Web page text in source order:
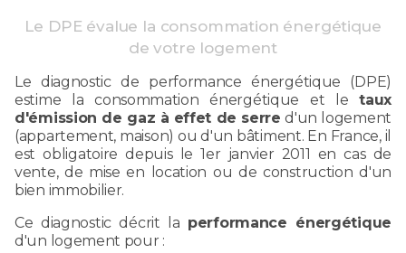
Le DPE évalue la consommation énergétique
de votre logement
Le diagnostic de performance énergétique (DPE)
estime la consommation énergétique et letaux
d'émission de gaz à effet de serre d'un logement
(appartement, maison) ou d'un bâtiment. En France, il
est obligatoire depuis le 1er janvier 2011 en cas de
vente, de mise en location ou de construction d'un
bien immobilier.
Ce diagnostic décrit la performance énergétique
d'un logement pour :